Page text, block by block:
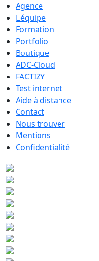
Agence
L'équipe
Formation
Portfolio
Boutique
ADC-Cloud
FACTIZY
Test internet
Aide à distance
Contact
Nous trouver
Mentions
Confidentialité